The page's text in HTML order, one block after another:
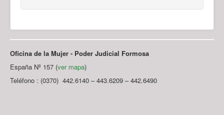
Oficina de la Mujer - Poder Judicial Formosa
España Nº 157 (ver mapa)
Teléfono : (0370) 442.6140 – 443.6209 – 442.6490